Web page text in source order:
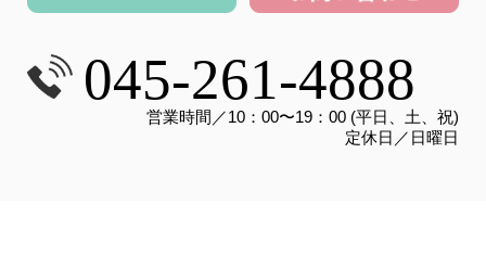
045-261-4888
営業時間／10：00〜19：00 (平日、土、祝)
定休日／日曜日